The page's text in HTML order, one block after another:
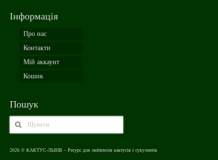
Інформація
Про нас
Контакти
Мій аккаунт
Кошик
Пошук
2026 © КАКТУС-ЛЬВІВ – Ресурс для любителів кактусів і сукулентів